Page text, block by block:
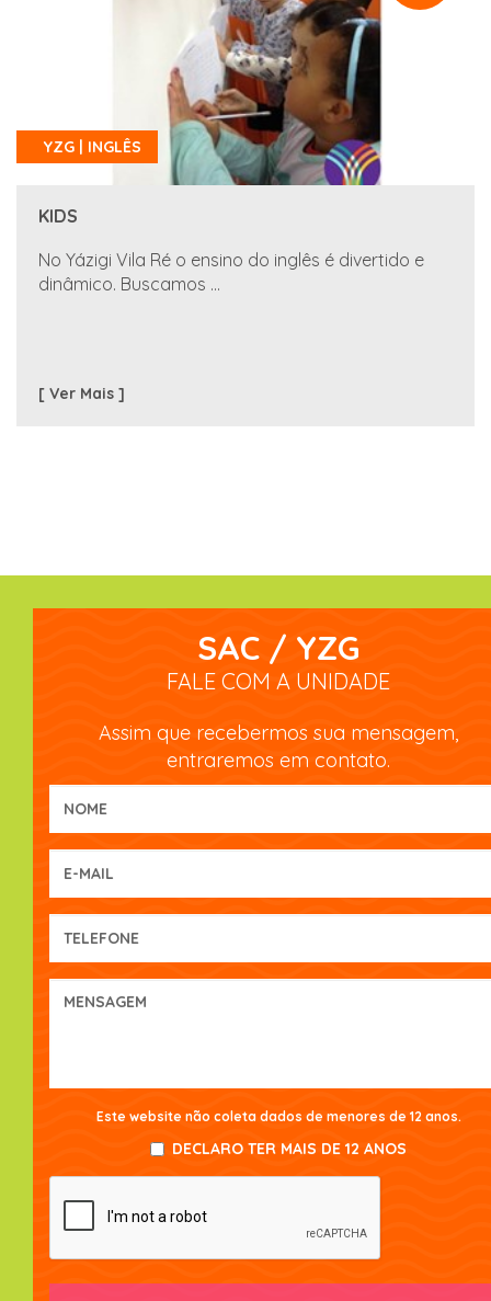
YZG | INGLÊS
KIDS
No Yázigi Vila Ré o ensino do inglês é divertido e
dinâmico. Buscamos ...
[ Ver Mais ]
SAC / YZG
FALE COM A UNIDADE
Assim que recebermos sua mensagem,
entraremos em contato.
Este website não coleta dados de menores de 12 anos.
DECLARO TER MAIS DE 12 ANOS